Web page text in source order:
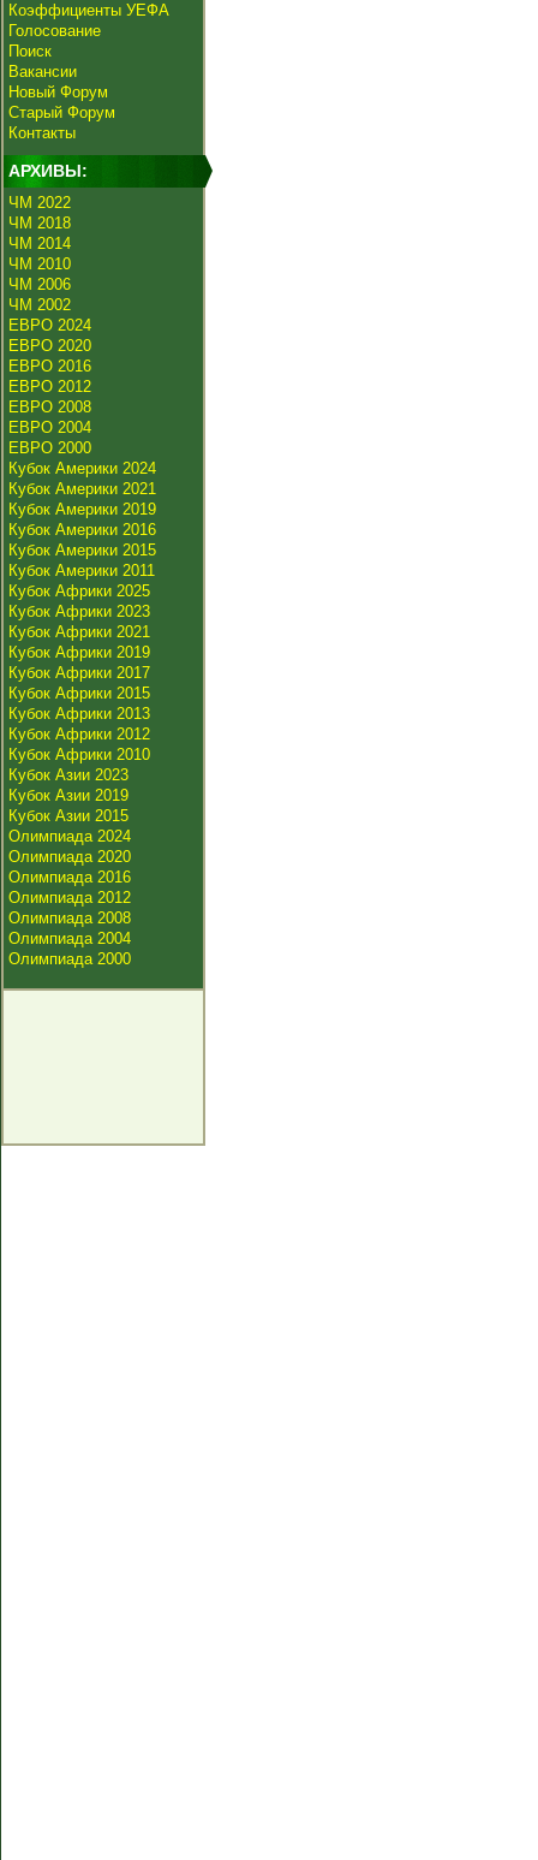
Коэффициенты УЕФА
Голосование
Поиск
Вакансии
Новый Форум
Старый Форум
Контакты
АРХИВЫ:
ЧМ 2022
ЧМ 2018
ЧМ 2014
ЧМ 2010
ЧМ 2006
ЧМ 2002
ЕВРО 2024
ЕВРО 2020
ЕВРО 2016
ЕВРО 2012
ЕВРО 2008
ЕВРО 2004
ЕВРО 2000
Кубок Америки 2024
Кубок Америки 2021
Кубок Америки 2019
Кубок Америки 2016
Кубок Америки 2015
Кубок Америки 2011
Кубок Африки 2025
Кубок Африки 2023
Кубок Африки 2021
Кубок Африки 2019
Кубок Африки 2017
Кубок Африки 2015
Кубок Африки 2013
Кубок Африки 2012
Кубок Африки 2010
Кубок Азии 2023
Кубок Азии 2019
Кубок Азии 2015
Олимпиада 2024
Олимпиада 2020
Олимпиада 2016
Олимпиада 2012
Олимпиада 2008
Олимпиада 2004
Олимпиада 2000